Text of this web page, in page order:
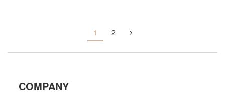
1 2
COMPANY